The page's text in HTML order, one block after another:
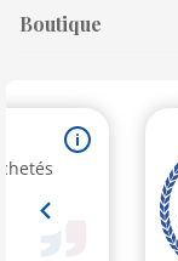
Boutique